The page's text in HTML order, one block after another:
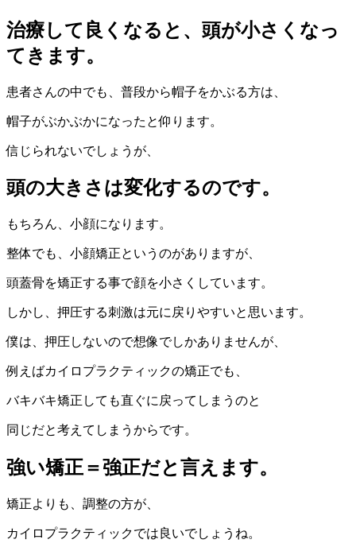
治療して良くなると、頭が小さくなっ
てきます。
患者さんの中でも、普段から帽子をかぶる方は、
帽子がぶかぶかになったと仰ります。
信じられないでしょうが、
頭の大きさは変化するのです。
もちろん、小顔になります。
整体でも、小顔矯正というのがありますが、
頭蓋骨を矯正する事で顔を小さくしています。
しかし、押圧する刺激は元に戻りやすいと思います。
僕は、押圧しないので想像でしかありませんが、
例えばカイロプラクティックの矯正でも、
バキバキ矯正しても直ぐに戻ってしまうのと
同じだと考えてしまうからです。
強い矯正＝強正だと言えます。
矯正よりも、調整の方が、
カイロプラクティックでは良いでしょうね。